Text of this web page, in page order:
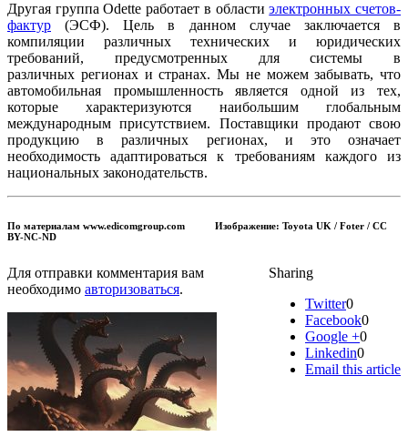
Другая группа Odette работает в областиэлектронных счетов-
фактур (ЭСФ). Цель в данном случае заключается в
компиляции различных технических и юридических
требований, предусмотренных для системы в
различных регионах и странах. Мы не можем забывать, что
автомобильная промышленность является одной из тех,
которые характеризуются наибольшим глобальным
международным присутствием. Поставщики продают свою
продукцию в различных регионах, и это означает
необходимость адаптироваться к требованиям каждого из
национальных законодательств.
По материалам www.edicomgroup.com Изображение: Toyota UK / Foter / CC
BY-NC-ND
Sharing
Twitter0
Facebook0
Google +0
Linkedin0
Email this article
Для отправки комментария вам
необходимо авторизоваться.